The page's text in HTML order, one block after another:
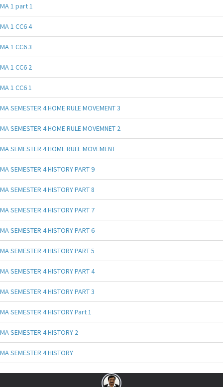
MA 1 part 1
MA 1 CC6 4
MA 1 CC6 3
MA 1 CC6 2
MA 1 CC6 1
MA SEMESTER 4 HOME RULE MOVEMENT 3
MA SEMESTER 4 HOME RULE MOVEMNET 2
MA SEMESTER 4 HOME RULE MOVEMENT
MA SEMESTER 4 HISTORY PART 9
MA SEMESTER 4 HISTORY PART 8
MA SEMESTER 4 HISTORY PART 7
MA SEMESTER 4 HISTORY PART 6
MA SEMESTER 4 HISTORY PART 5
MA SEMESTER 4 HISTORY PART 4
MA SEMESTER 4 HISTORY PART 3
MA SEMESTER 4 HISTORY Part 1
MA SEMESTER 4 HISTORY 2
MA SEMESTER 4 HISTORY